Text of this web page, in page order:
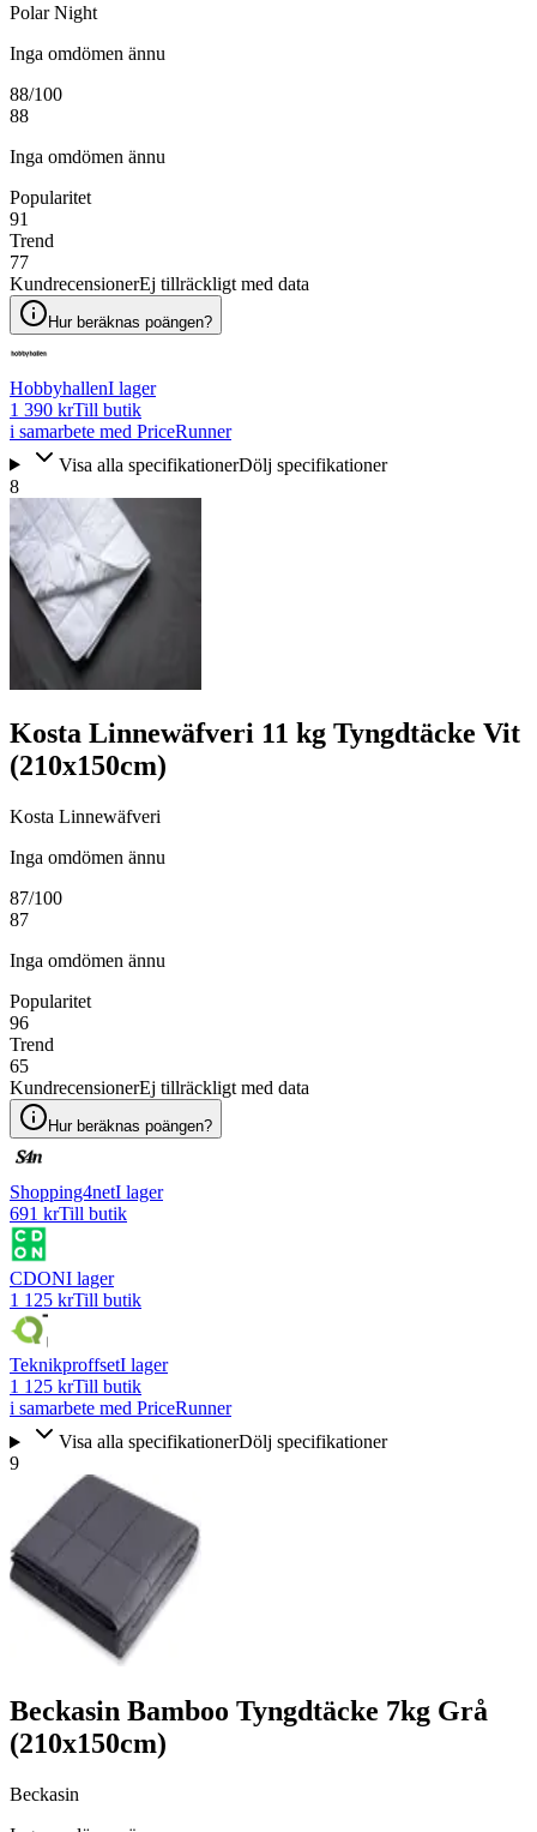
Polar Night
Inga omdömen ännu
88/100
88
Inga omdömen ännu
Popularitet
91
Trend
77
KundrecensionerEj tillräckligt med data
Hur beräknas poängen?
HobbyhallenI lager
1 390 krTill butik
i samarbete med PriceRunner
Visa alla specifikationerDölj specifikationer
8
Kosta Linnewäfveri 11 kg Tyngdtäcke Vit
(210x150cm)
Kosta Linnewäfveri
Inga omdömen ännu
87/100
87
Inga omdömen ännu
Popularitet
96
Trend
65
KundrecensionerEj tillräckligt med data
Hur beräknas poängen?
Shopping4netI lager
691 krTill butik
CDONI lager
1 125 krTill butik
TeknikproffsetI lager
1 125 krTill butik
i samarbete med PriceRunner
Visa alla specifikationerDölj specifikationer
9
Beckasin Bamboo Tyngdtäcke 7kg Grå
(210x150cm)
Beckasin